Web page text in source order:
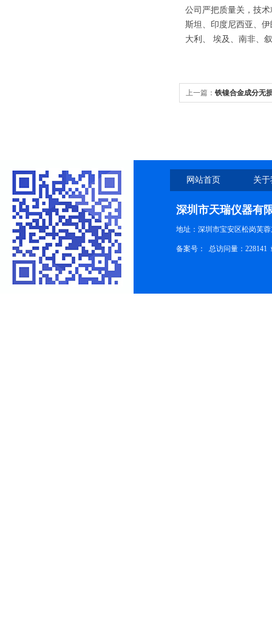
公司严把质量关，技
斯坦、印度尼西亚、
大利、 埃及、南非、
上一篇： 铁镍合金成分无
网站首页 关
深圳市天瑞仪器有
地址：深圳市宝安区松岗芙
备案号： 总访问量：228141